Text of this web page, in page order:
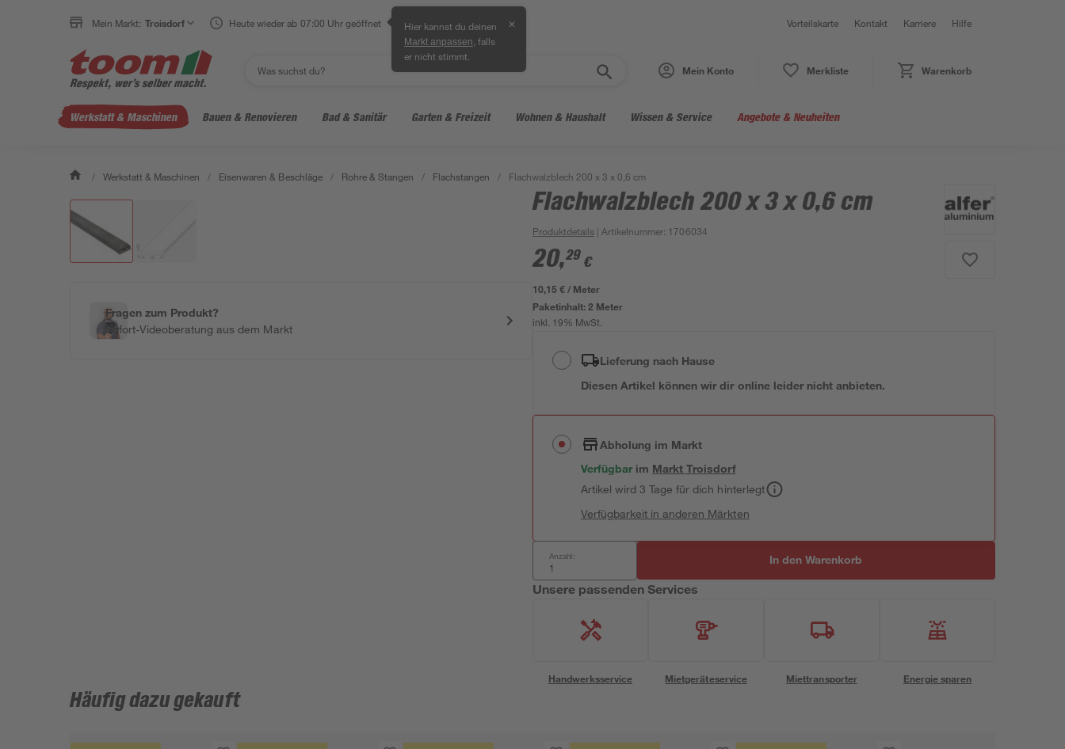
Mein Markt: Troisdorf Heute wieder ab 07:00 Uhr geöffnet Hier kannst du deinen
Markt anpassen , falls
er nicht stimmt.
✕ Vorteilskarte Kontakt Karriere Hilfe
Mein Konto Merkliste Warenkorb
Werkstatt & Maschinen Bauen & Renovieren Bad & Sanitär Garten & Freizeit Wohnen & Haushalt Wissen & Service Angebote & Neuheiten
/ Werkstatt & Maschinen / Eisenwaren & Beschläge / Rohre & Stangen / Flachstangen / Flachwalzblech 200 x 3 x 0,6 cm
Fragen zum Produkt?
Sofort-Videoberatung aus dem Markt
Flachwalzblech 200 x 3 x 0,6 cm
Produktdetails | Artikelnummer: 1706034
20,29 €
10,15 € / Meter
Paketinhalt:2 Meter
inkl. 19% MwSt.
Lieferung nach Hause
Diesen Artikel können wir dir online leider nicht anbieten.
Abholung im Markt
Verfügbar im MarktTroisdorf
Artikel wird 3 Tage für dich hinterlegt
Verfügbarkeit in anderen Märkten
Anzahl: In den Warenkorb
Unsere passenden Services
Handwerksservice Mietgeräteservice Miettransporter Energie sparen
Häufig dazu gekauft